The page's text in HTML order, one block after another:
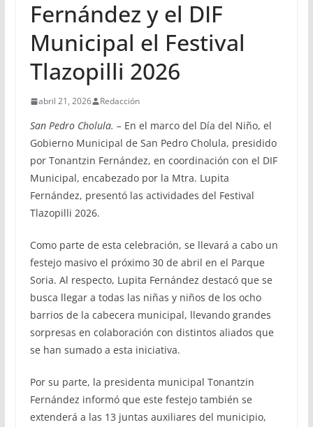
Fernández y el DIF
Municipal el Festival
Tlazopilli 2026
abril 21, 2026 Redacción
San Pedro Cholula. –En el marco del Día del Niño, el
Gobierno Municipal de San Pedro Cholula, presidido
por Tonantzin Fernández, en coordinación con el DIF
Municipal, encabezado por la Mtra. Lupita
Fernández, presentó las actividades del Festival
Tlazopilli 2026.
Como parte de esta celebración, se llevará a cabo un
festejo masivo el próximo 30 de abril en el Parque
Soria. Al respecto, Lupita Fernández destacó que se
busca llegar a todas las niñas y niños de los ocho
barrios de la cabecera municipal, llevando grandes
sorpresas en colaboración con distintos aliados que
se han sumado a esta iniciativa.
Por su parte, la presidenta municipal Tonantzin
Fernández informó que este festejo también se
extenderá a las 13 juntas auxiliares del municipio,